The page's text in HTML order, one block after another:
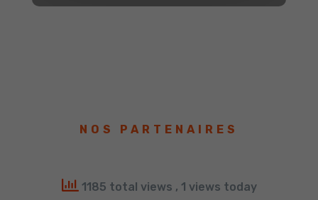
NOS PARTENAIRES
1185 total views , 1 views today